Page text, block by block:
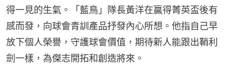
得一見的生氣。「藍鳥」隊長黃洋在贏得菁英盃後有
感而發，向球會青訓產品抒發內心所想。他指自己早
放下個人榮譽，守護球會價值，期待新人能跟出鞘利
劍一樣，為傑志開拓和創造將來。